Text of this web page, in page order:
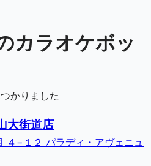
カラオケボッ
かりました
大街道店
４−１２ パラディ・アヴェニュ